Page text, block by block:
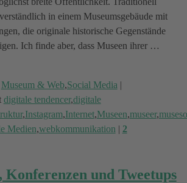
in einem Museumsgebäude mit
die originale historische Gegenstände
Ich finde aber, dass Museen ihrer …
Museum & Web,Social Media |
digitale tendencer,digitale
,Instagram,Internet,Museen,museer,
Medien,webkommunikation | 2
Konferenzen und Tweetups